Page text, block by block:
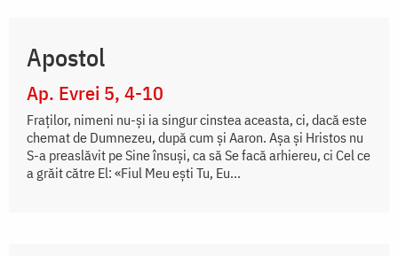
Apostol
Ap. Evrei 5, 4-10
Fraţilor, nimeni nu-şi ia singur cinstea aceasta, ci, dacă este
chemat de Dumnezeu, după cum şi Aaron. Aşa şi Hristos nu
S-a preaslăvit pe Sine însuşi, ca să Se facă arhiereu, ci Cel ce
a grăit către El: «Fiul Meu eşti Tu, Eu...